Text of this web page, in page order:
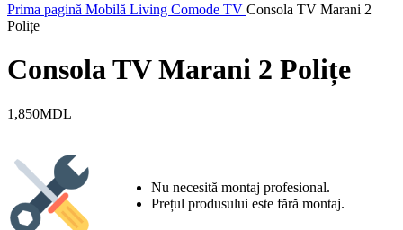
Prima pagină Mobilă Living Comode TV Consola TV Marani 2
Polițe
Consola TV Marani 2 Polițe
1,850MDL
Nu necesită montaj profesional.
Prețul produsului este fără montaj.